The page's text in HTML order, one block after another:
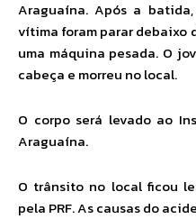
Araguaína. Após a
vítima foram parar debaixo
uma máquina pesada. O
cabeça e morreu no local.
O corpo será levado ao
Araguaína.
O trânsito no local ficou
pela PRF. As causas do